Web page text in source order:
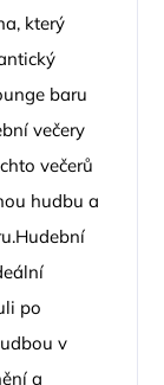
který
baru
večery
večerů
hudbu a
po
v
a